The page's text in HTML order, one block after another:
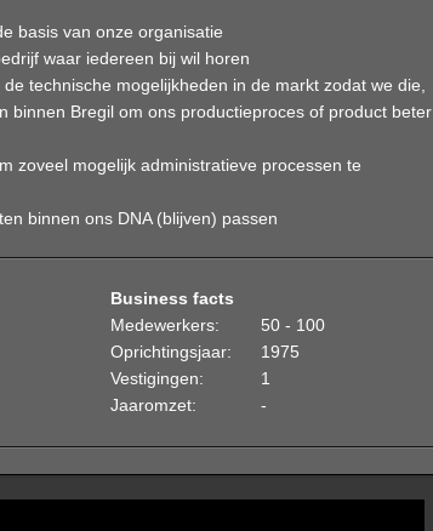
basis van onze organisatie
waar iedereen bij wil horen
technische mogelijkheden in de markt zodat we die,
binnen Bregil om ons productieproces of product beter
zoveel mogelijk administratieve processen te
binnen ons DNA (blijven) passen
Business facts
Medewerkers:
50 - 100
Oprichtingsjaar:
1975
Vestigingen:
1
Jaaromzet:
-